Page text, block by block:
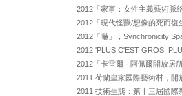
2012「家事：女性主義藝術脈
2012「現代怪獸/想像的死而
2012「嚇」，Synchronicity
2012 'PLUS C'EST GROS,
2012「卡雷爾 · 阿佩爾開放居
2011 荷蘭皇家國際藝術村，
2011 技術生態：第十三屆國